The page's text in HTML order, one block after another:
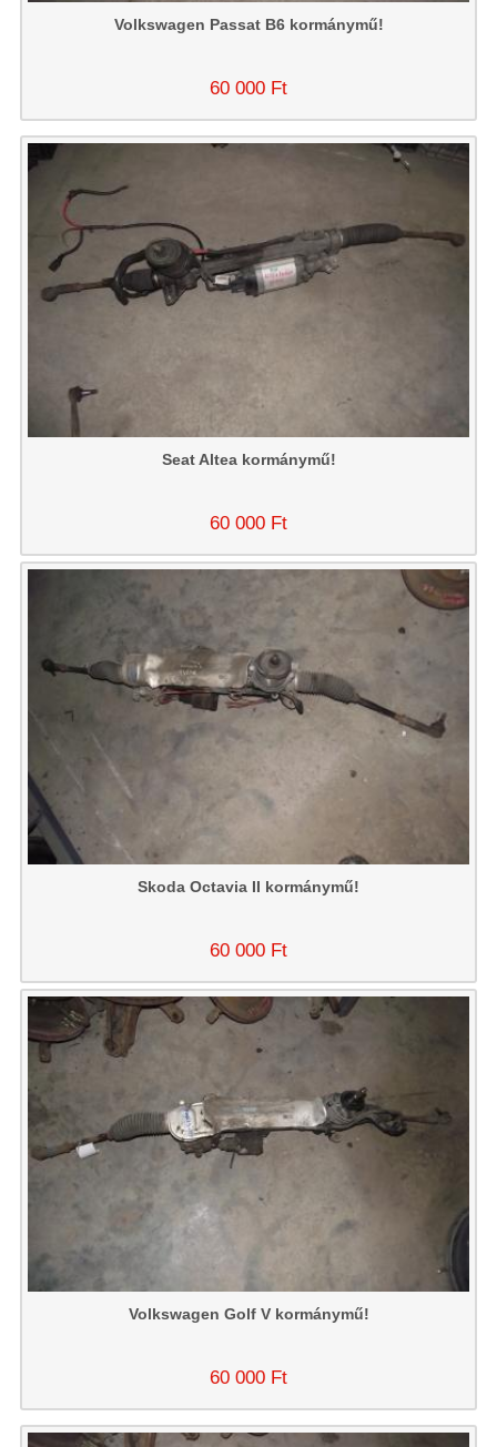
Volkswagen Passat B6 kormánymű!
60 000 Ft
Seat Altea kormánymű!
60 000 Ft
Skoda Octavia II kormánymű!
60 000 Ft
Volkswagen Golf V kormánymű!
60 000 Ft